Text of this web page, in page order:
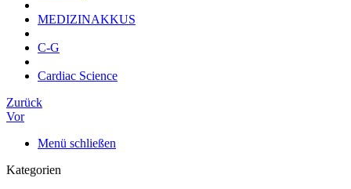
MEDIZINAKKUS
C-G
Cardiac Science
Zurück
Vor
Menü schließen
Kategorien